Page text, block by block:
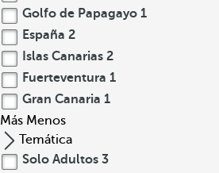
Golfo de Papagayo 1
España 2
Islas Canarias 2
Fuerteventura 1
Gran Canaria 1
Más Menos
Temática
Solo Adultos 3